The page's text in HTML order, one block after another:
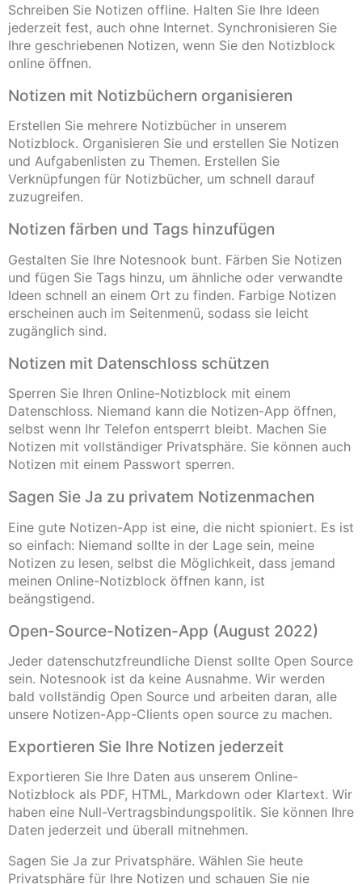
Schreiben Sie Notizen offline. Halten Sie Ihre Ideen
jederzeit fest, auch ohne Internet. Synchronisieren Sie
Ihre geschriebenen Notizen, wenn Sie den Notizblock
online öffnen.
Notizen mit Notizbüchern organisieren
Erstellen Sie mehrere Notizbücher in unserem
Notizblock. Organisieren Sie und erstellen Sie Notizen
und Aufgabenlisten zu Themen. Erstellen Sie
Verknüpfungen für Notizbücher, um schnell darauf
zuzugreifen.
Notizen färben und Tags hinzufügen
Gestalten Sie Ihre Notesnook bunt. Färben Sie Notizen
und fügen Sie Tags hinzu, um ähnliche oder verwandte
Ideen schnell an einem Ort zu finden. Farbige Notizen
erscheinen auch im Seitenmenü, sodass sie leicht
zugänglich sind.
Notizen mit Datenschloss schützen
Sperren Sie Ihren Online-Notizblock mit einem
Datenschloss. Niemand kann die Notizen-App öffnen,
selbst wenn Ihr Telefon entsperrt bleibt. Machen Sie
Notizen mit vollständiger Privatsphäre. Sie können auch
Notizen mit einem Passwort sperren.
Sagen Sie Ja zu privatem Notizenmachen
Eine gute Notizen-App ist eine, die nicht spioniert. Es ist
so einfach: Niemand sollte in der Lage sein, meine
Notizen zu lesen, selbst die Möglichkeit, dass jemand
meinen Online-Notizblock öffnen kann, ist
beängstigend.
Open-Source-Notizen-App (August 2022)
Jeder datenschutzfreundliche Dienst sollte Open Source
sein. Notesnook ist da keine Ausnahme. Wir werden
bald vollständig Open Source und arbeiten daran, alle
unsere Notizen-App-Clients open source zu machen.
Exportieren Sie Ihre Notizen jederzeit
Exportieren Sie Ihre Daten aus unserem Online-
Notizblock als PDF, HTML, Markdown oder Klartext. Wir
haben eine Null-Vertragsbindungspolitik. Sie können Ihre
Daten jederzeit und überall mitnehmen.
Sagen Sie Ja zur Privatsphäre. Wählen Sie heute
Privatsphäre für Ihre Notizen und schauen Sie nie